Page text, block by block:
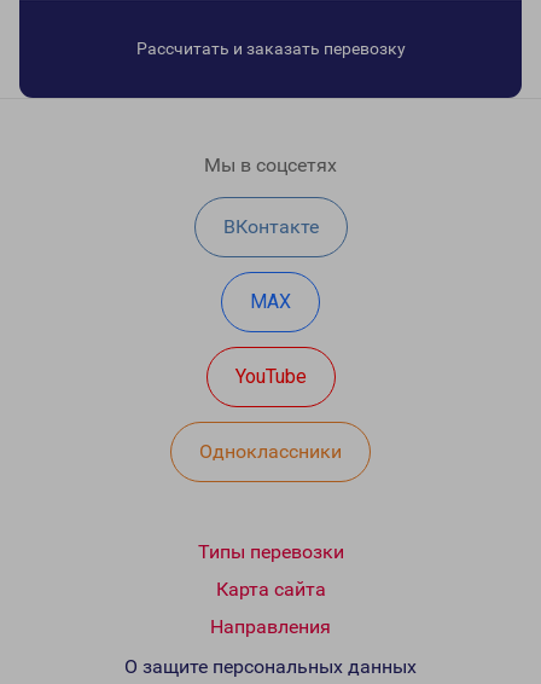
Рассчитать и заказать перевозку
Мы в соцсетях
ВКонтакте
MAX
YouTube
Одноклассники
Типы перевозки
Карта сайта
Направления
О защите персональных данных